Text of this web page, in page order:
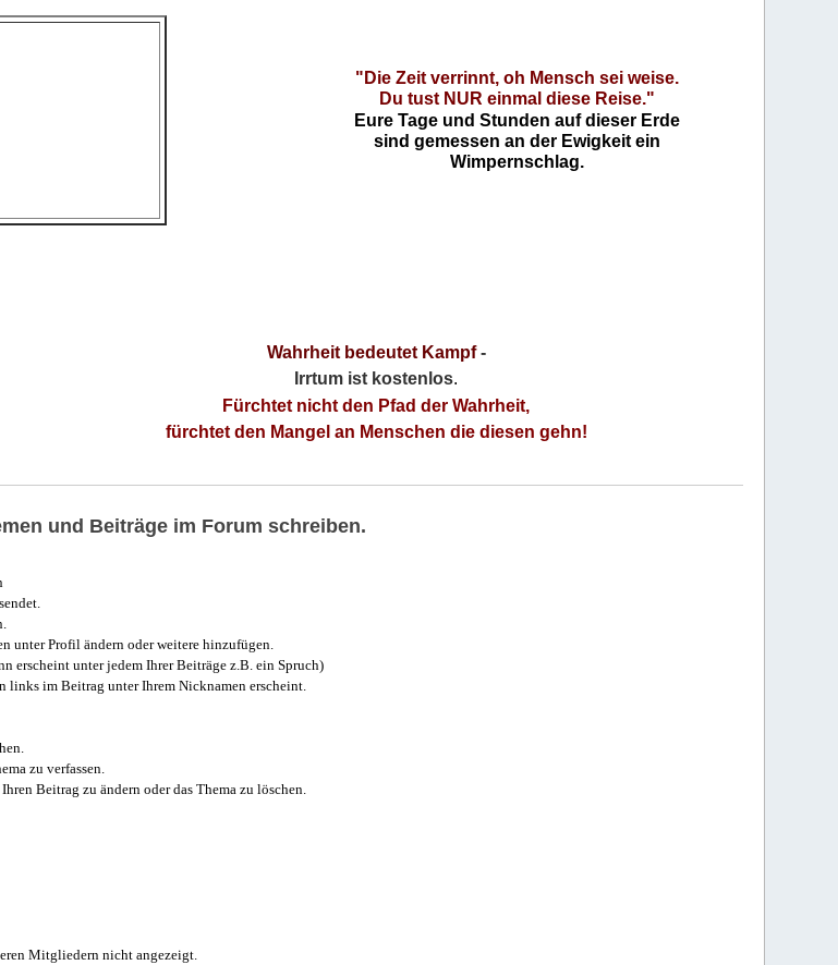
"Die Zeit verrinnt, oh Mensch sei weise.
Du tust NUR einmal diese Reise."
Eure Tage und Stunden auf dieser Erde
sind gemessen an der Ewigkeit ein
Wimpernschlag.
Wahrheit bedeutet Kampf-
Irrtum ist kostenlos.
Fürchtet nicht den Pfad der Wahrheit,
fürchtet den Mangel an Menschen die diesen gehn!
und Beiträge im Forum schreiben.
unter Profil ändern oder weitere hinzufügen.
erscheint unter jedem Ihrer Beiträge z.B. ein Spruch)
im Beitrag unter Ihrem Nicknamen erscheint.
zu verfassen.
Beitrag zu ändern oder das Thema zu löschen.
Mitgliedern nicht angezeigt.